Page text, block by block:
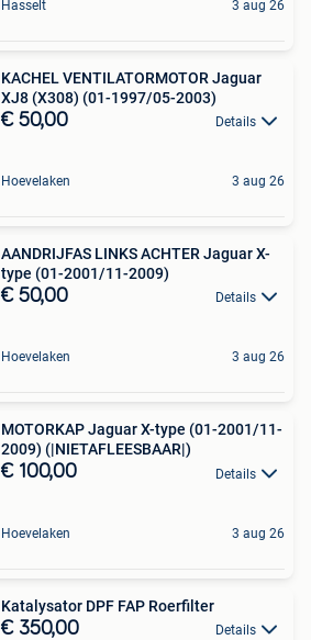
Hasselt 3 aug 26
KACHEL VENTILATORMOTOR Jaguar
XJ8 (X308) (01-1997/05-2003)
€ 50,00 Details
Hoevelaken 3 aug 26
AANDRIJFAS LINKS ACHTER Jaguar X-
type (01-2001/11-2009)
€ 50,00 Details
Hoevelaken 3 aug 26
MOTORKAP Jaguar X-type (01-2001/11-
2009) (|NIETAFLEESBAAR|)
€ 100,00 Details
Hoevelaken 3 aug 26
Katalysator DPF FAP Roerfilter
€ 350,00 Details